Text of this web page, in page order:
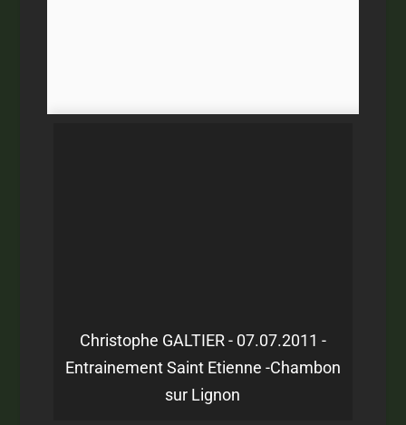
Christophe GALTIER - 07.07.2011 -
Entrainement Saint Etienne -Chambon
sur Lignon